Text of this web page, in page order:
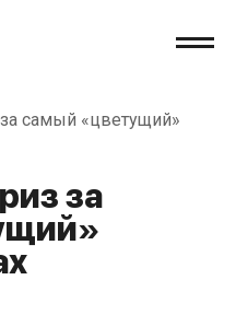
самый «цветущий»
за